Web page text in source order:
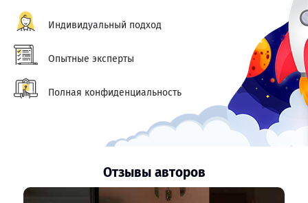
Индивидуальный подход
Опытные эксперты
Полная конфиденциальность
Отзывы авторов